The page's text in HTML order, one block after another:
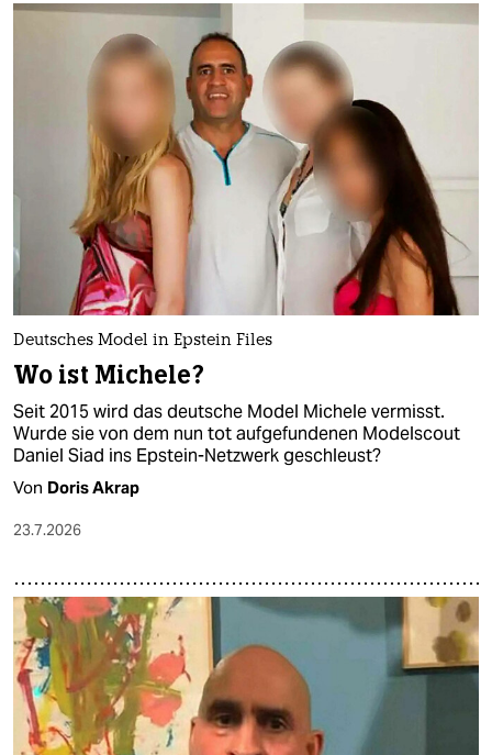
Deutsches Model in Epstein Files
Wo ist Michele?
Seit 2015 wird das deutsche Model Michele vermisst.
Wurde sie von dem nun tot aufgefundenen Modelscout
Daniel Siad ins Epstein-Netzwerk geschleust?
Von Doris Akrap
23.7.2026